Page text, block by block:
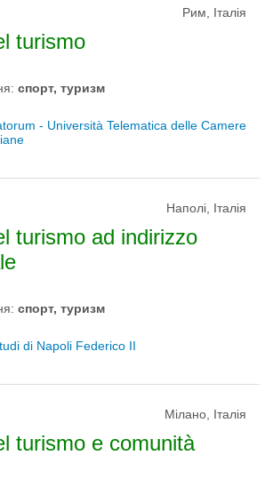
Рим, Італія
turismo
спорт, туризм
- Università Telematica delle Camere
Наполі, Італія
turismo ad indirizzo
спорт, туризм
di Napoli Federico II
Мілано, Італія
turismo e comunità